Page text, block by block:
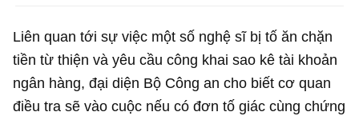
Liên quan tới sự việc một số nghệ sĩ bị tố ăn chặn
tiền từ thiện và yêu cầu công khai sao kê tài khoản
ngân hàng, đại diện Bộ Công an cho biết cơ quan
điều tra sẽ vào cuộc nếu có đơn tố giác cùng chứng